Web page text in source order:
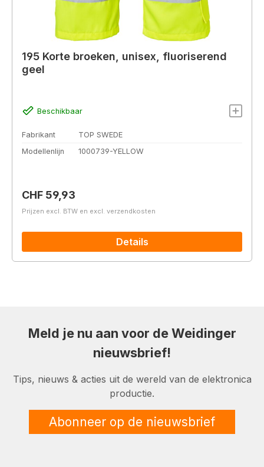
195 Korte broeken, unisex, fluoriserend
geel
Beschikbaar
Fabrikant
TOP SWEDE
Modellenlijn
1000739-YELLOW
Normale prijs:
CHF 59,93
Prijzen excl. BTW en excl. verzendkosten
Details
Meld je nu aan voor de Weidinger
nieuwsbrief!
Tips, nieuws & acties uit de wereld van de elektronica
productie.
Abonneer op de nieuwsbrief